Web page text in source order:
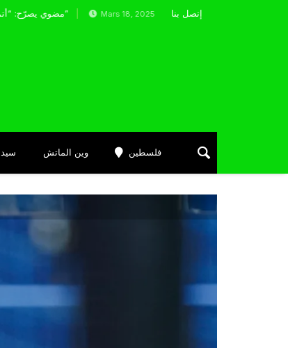
مضوي يصرّح: “أتمنى التوفيق لممثلي الكرة الجزائرية في المسابقات القارية” Mars 18, 2025 إتصل بنا
وين الماتش فلسطين